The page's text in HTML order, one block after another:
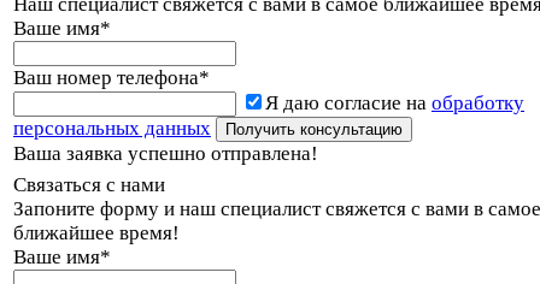
Ваше имя*
Ваш номер телефона*
Я даю согласие на обработку
персональных данных
Ваша заявка успешно отправлена!
Связаться с нами
Запоните форму и наш специалист свяжется с вами в самое
ближайшее время!
Ваше имя*